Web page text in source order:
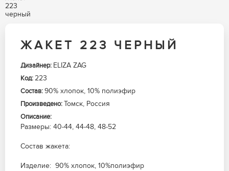
ЖАКЕТ 223 ЧЕРНЫЙ
Дизайнер: ELIZA ZAG
Код:223
Состав:90% хлопок, 10% полиэфир
Произведено:Томск, Россия
Описание:
Размеры: 40-44, 44-48, 48-52
Состав жакета:
Изделие: 90% хлопок, 10%полиэфир